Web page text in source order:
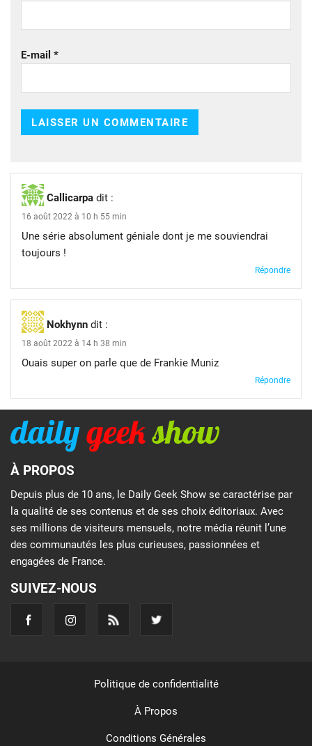
E-mail *
Callicarpa dit :
16 août 2022 à 10 h 55 min
Une série absolument géniale dont je me souviendrai
toujours !
Répondre
Nokhynn dit :
18 août 2022 à 14 h 38 min
Ouais super on parle que de Frankie Muniz
Répondre
À PROPOS
Depuis plus de 10 ans, le Daily Geek Show se caractérise par
la qualité de ses contenus et de ses choix éditoriaux. Avec
ses millions de visiteurs mensuels, notre média réunit l’une
des communautés les plus curieuses, passionnées et
engagées de France.
SUIVEZ-NOUS
Politique de confidentialité
À Propos
Conditions Générales